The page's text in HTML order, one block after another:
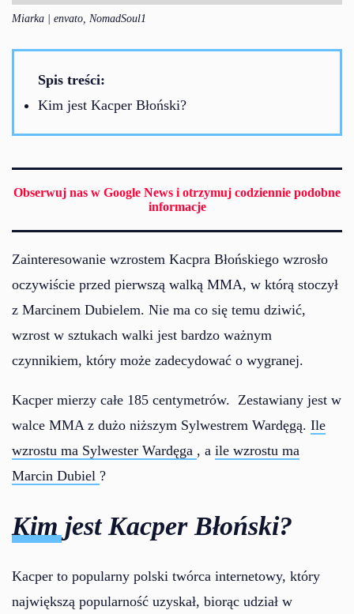
Miarka | envato, NomadSoul1
Spis treści:
Kim jest Kacper Błoński?
Obserwuj nas w Google News i otrzymuj codziennie podobne
informacje
Zainteresowanie wzrostem Kacpra Błońskiego wzrosło
oczywiście przed pierwszą walką MMA, w którą stoczył
z Marcinem Dubielem. Nie ma co się temu dziwić,
wzrost w sztukach walki jest bardzo ważnym
czynnikiem, który może zadecydować o wygranej.
Kacper mierzy całe 185 centymetrów. Zestawiany jest w
walce MMA z dużo niższym Sylwestrem Wardęgą. Ile
wzrostu ma Sylwester Wardęga , a ile wzrostu ma
Marcin Dubiel ?
Kim jest Kacper Błoński?
Kacper to popularny polski twórca internetowy, który
największą popularność uzyskał, biorąc udział w